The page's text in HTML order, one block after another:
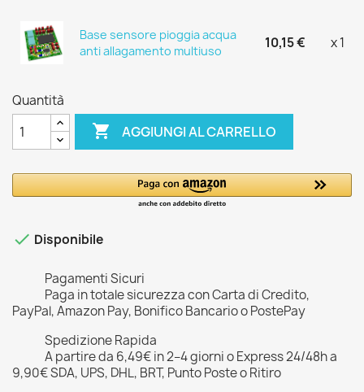
Base sensore pioggia acqua
anti allagamento multiuso
10,15 € x 1
Quantità
 AGGIUNGI AL CARRELLO
 Disponibile
Pagamenti Sicuri
Paga in totale sicurezza con Carta di Credito,
PayPal, Amazon Pay, Bonifico Bancario o PostePay
Spedizione Rapida
A partire da 6,49€ in 2–4 giorni o Express 24/48h a
9,90€ SDA, UPS, DHL, BRT, Punto Poste o Ritiro